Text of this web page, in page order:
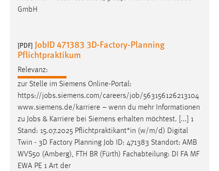
GmbH
[PDF] JobID 471383 3D-Factory-Planning
Pflichtpraktikum
Relevanz:
zur Stelle im Siemens Online-Portal:
https://jobs.siemens.com/careers/job/563156126213104
www.siemens.de/karriere – wenn du mehr Informationen
zu Jobs & Karriere bei Siemens erhalten möchtest. [...] 1
Stand: 15.07.2025 Pflichtpraktikant*in (w/m/d) Digital
Twin - 3D Factory Planning Job ID: 471383 Standort: AMB
WVS50 (Amberg), FTH BR (Fürth) Fachabteilung: DI FA MF
EWA PE 1 Art der